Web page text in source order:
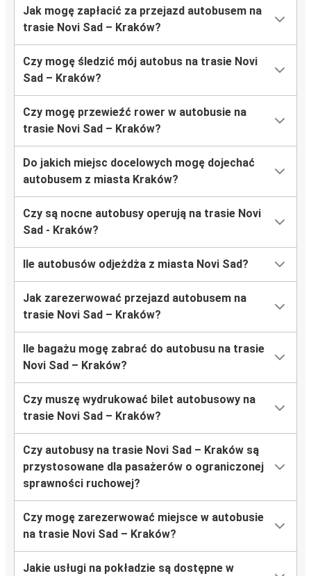
Jak mogę zapłacić za przejazd autobusem na
trasie Novi Sad – Kraków?
Czy mogę śledzić mój autobus na trasie Novi
Sad – Kraków?
Czy mogę przewieźć rower w autobusie na
trasie Novi Sad – Kraków?
Do jakich miejsc docelowych mogę dojechać
autobusem z miasta Kraków?
Czy są nocne autobusy operują na trasie Novi
Sad - Kraków?
Ile autobusów odjeżdża z miasta Novi Sad?
Jak zarezerwować przejazd autobusem na
trasie Novi Sad – Kraków?
Ile bagażu mogę zabrać do autobusu na trasie
Novi Sad – Kraków?
Czy muszę wydrukować bilet autobusowy na
trasie Novi Sad – Kraków?
Czy autobusy na trasie Novi Sad – Kraków są
przystosowane dla pasażerów o ograniczonej
sprawności ruchowej?
Czy mogę zarezerwować miejsce w autobusie
na trasie Novi Sad – Kraków?
Jakie usługi na pokładzie są dostępne w